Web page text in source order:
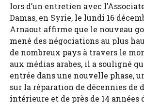
lors d’un entretien avec
Damas, en Syrie, le lundi 16
Arnaout affirme que le nouveau
mené des négociations au plus
de nombreux pays à travers le
aux médias arabes, il a souligné
entrée dans une nouvelle phase,
sur la réparation de décennies de
intérieure et de près de 14 années